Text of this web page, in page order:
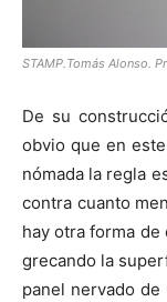
STAMP.Tomás Alonso.
De su
obvio que en
nómada la regla
contra cuanto
hay otra forma de
grecando la
panel nervado de